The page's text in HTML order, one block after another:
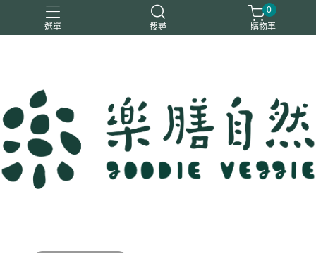
選單 搜尋
一樂鶴
0
購物車